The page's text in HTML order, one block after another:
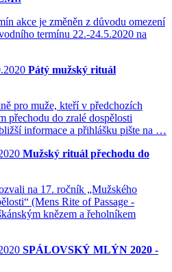
akce je změněn z důvodu omezení
termínu 22.-24.5.2020 na
Pátý mužský rituál
pro muže, kteří v předchozích
přechodu do zralé dospělosti
informace a přihlášku pište na …
Mužský rituál přechodu do
na 17. ročník „Mužského
(Mens Rite of Passage -
knězem a řeholníkem
SPÁLOVSKÝ MLÝN 2020 -